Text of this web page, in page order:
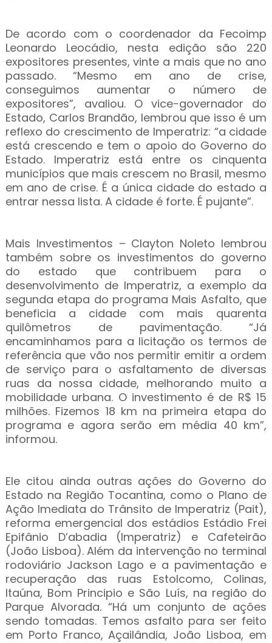
De acordo com o coordenador da Fecoimp
Leonardo Leocádio, nesta edição são 220
expositores presentes, vinte a mais que no ano
passado. “Mesmo em ano de crise,
conseguimos aumentar o número de
expositores”, avaliou. O vice-governador do
Estado, Carlos Brandão, lembrou que isso é um
reflexo do crescimento de Imperatriz: “a cidade
está crescendo e tem o apoio do Governo do
Estado. Imperatriz está entre os cinquenta
municípios que mais crescem no Brasil, mesmo
em ano de crise. É a única cidade do estado a
entrar nessa lista. A cidade é forte. É pujante”.
Mais Investimentos – Clayton Noleto lembrou
também sobre os investimentos do governo
do estado que contribuem para o
desenvolvimento de Imperatriz, a exemplo da
segunda etapa do programa Mais Asfalto, que
beneficia a cidade com mais quarenta
quilômetros de pavimentação. “Já
encaminhamos para a licitação os termos de
referência que vão nos permitir emitir a ordem
de serviço para o asfaltamento de diversas
ruas da nossa cidade, melhorando muito a
mobilidade urbana. O investimento é de R$ 15
milhões. Fizemos 18 km na primeira etapa do
programa e agora serão em média 40 km”,
informou.
Ele citou ainda outras ações do Governo do
Estado na Região Tocantina, como o Plano de
Ação Imediata do Trânsito de Imperatriz (Pait),
reforma emergencial dos estádios Estádio Frei
Epifânio D’abadia (Imperatriz) e Cafeteirão
(João Lisboa). Além da intervenção no terminal
rodoviário Jackson Lago e a pavimentação e
recuperação das ruas Estolcomo, Colinas,
Itaúna, Bom Principio e São Luís, na região do
Parque Alvorada. “Há um conjunto de ações
sendo tomadas. Temos asfalto para ser feito
em Porto Franco, Açailândia, João Lisboa, em